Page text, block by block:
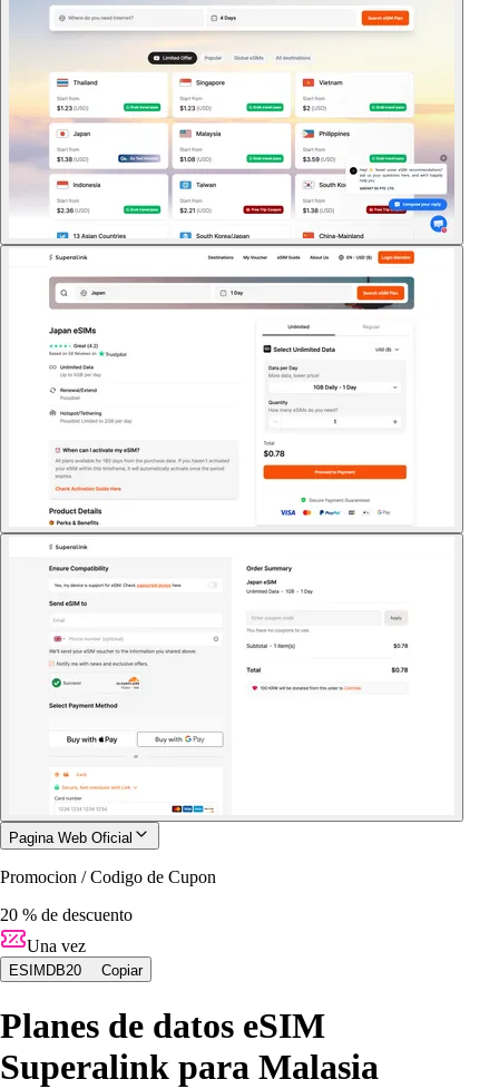
Pagina Web Oficial
Promocion / Codigo de Cupon
20 % de descuento
Una vez
ESIMDB20 Copiar
Planes de datos eSIM
Superalink para Malasia